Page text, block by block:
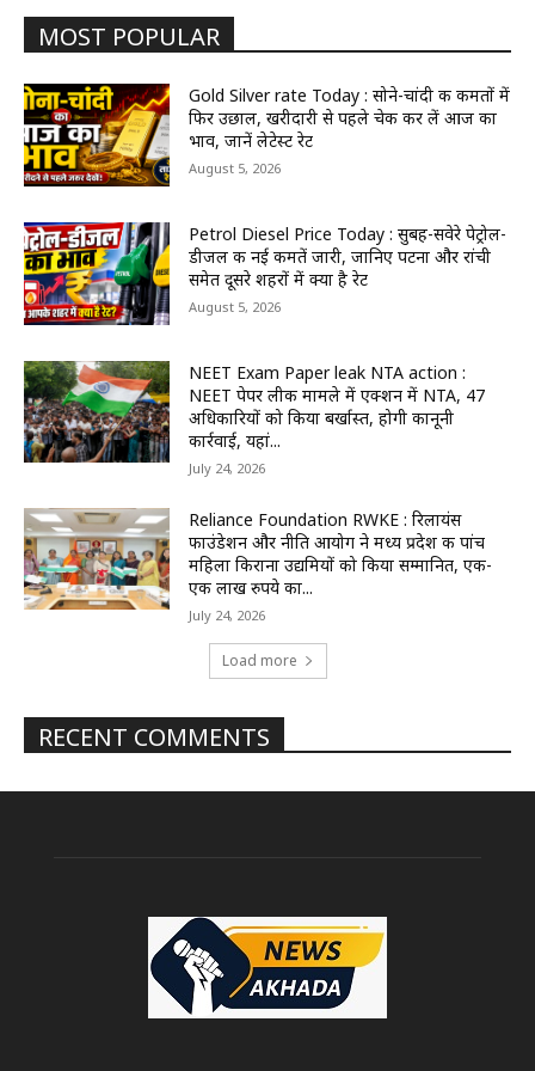
MOST POPULAR
Gold Silver rate Today : सोने-चांदी की कीमतों में
फिर उछाल, खरीदारी से पहले चेक कर लें आज का
भाव, जानें लेटेस्ट रेट
August 5, 2026
Petrol Diesel Price Today : सुबह-सवेरे पेट्रोल-
डीजल की नई कीमतें जारी, जानिए पटना और रांची
समेत दूसरे शहरों में क्या है रेट
August 5, 2026
NEET Exam Paper leak NTA action :
NEET पेपर लीक मामले में एक्शन में NTA, 47
अधिकारियों को किया बर्खास्त, होगी कानूनी
कार्रवाई, यहां...
July 24, 2026
Reliance Foundation RWKE : रिलायंस
फाउंडेशन और नीति आयोग ने मध्य प्रदेश की पांच
महिला किराना उद्यमियों को किया सम्मानित, एक-
एक लाख रुपये का...
July 24, 2026
Load more
RECENT COMMENTS